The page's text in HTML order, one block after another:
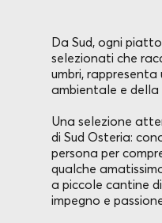
Da Sud, ogni
selezionati che
umbri,
ambientale e della
Una selezione
di Sud Osteria:
persona per
qualche
a piccole cantine
impegno e